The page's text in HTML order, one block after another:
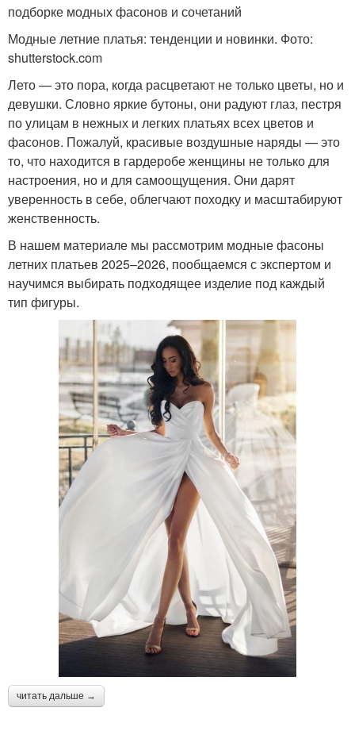
подборке модных фасонов и сочетаний
Модные летние платья: тенденции и новинки. Фото:
shutterstock.com
Лето — это пора, когда расцветают не только цветы, но и
девушки. Словно яркие бутоны, они радуют глаз, пестря
по улицам в нежных и легких платьях всех цветов и
фасонов. Пожалуй, красивые воздушные наряды — это
то, что находится в гардеробе женщины не только для
настроения, но и для самоощущения. Они дарят
уверенность в себе, облегчают походку и масштабируют
женственность.
В нашем материале мы рассмотрим модные фасоны
летних платьев 2025–2026, пообщаемся с экспертом и
научимся выбирать подходящее изделие под каждый
тип фигуры.
читать дальше →